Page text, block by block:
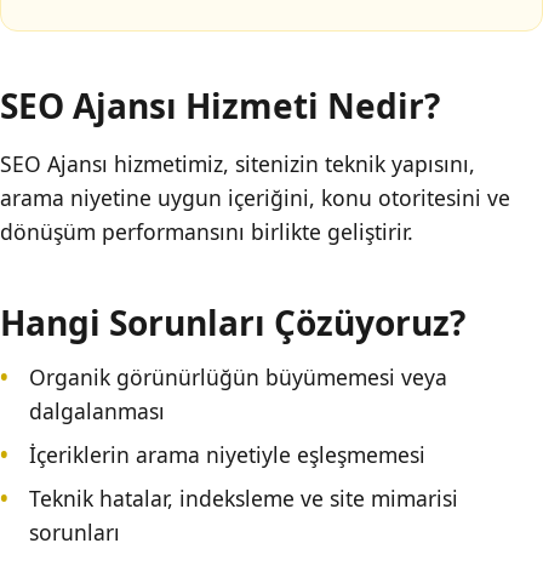
SEO Ajansı Hizmeti Nedir?
SEO Ajansı hizmetimiz, sitenizin teknik yapısını,
arama niyetine uygun içeriğini, konu otoritesini ve
dönüşüm performansını birlikte geliştirir.
Hangi Sorunları Çözüyoruz?
Organik görünürlüğün büyümemesi veya
dalgalanması
İçeriklerin arama niyetiyle eşleşmemesi
Teknik hatalar, indeksleme ve site mimarisi
sorunları